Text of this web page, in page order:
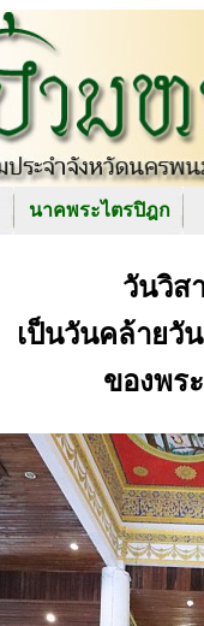
นาคพระไตรปิฎก
วันวิส
เป็นวันคล้ายวั
ของพร